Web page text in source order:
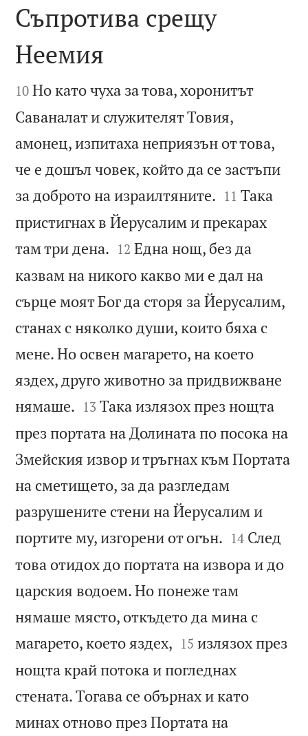

Съпротива срещу
Неемия

10 Но като чуха за това, хоронитът
Саваналат и служителят Товия,
амонец, изпитаха неприязън от това,
че е дошъл човек, който да се застъпи
за доброто на израилтяните. 

11 Така
пристигнах в Йерусалим и прекарах
там три дена. 

12 Една нощ, без да
казвам на никого какво ми е дал на
сърце моят Бог да сторя за Йерусалим,
станах с няколко души, които бяха с
мене. Но освен магарето, на което
яздех, друго животно за придвижване
нямаше. 

13 Така излязох през нощта
през портата на Долината по посока на
Змейския извор и тръгнах към Портата
на сметището, за да разгледам
разрушените стени на Йерусалим и
портите му, изгорени от огън. 

14 След
това отидох до портата на извора и до
царския водоем. Но понеже там
нямаше място, откъдето да мина с
магарето, което яздех, 

15 излязох през
нощта край потока и погледнах
стената. Тогава се обърнах и като
минах отново през Портата на